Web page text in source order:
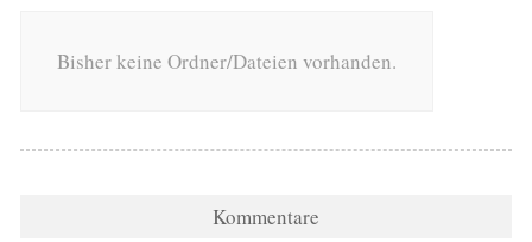
Bisher keine Ordner/Dateien vorhanden.
Kommentare